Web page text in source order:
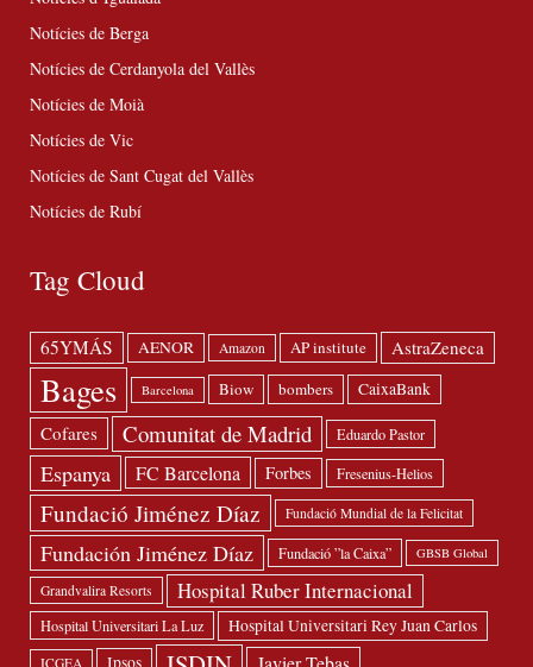
Notícies de Berga
Notícies de Cerdanyola del Vallès
Notícies de Moià
Notícies de Vic
Notícies de Sant Cugat del Vallès
Notícies de Rubí
Tag Cloud
65YMÁS AENOR Amazon AP institute AstraZeneca
Bages Barcelona Biow bombers CaixaBank
Cofares Comunitat de Madrid Eduardo Pastor
Espanya FC Barcelona Forbes Fresenius-Helios
Fundació Jiménez Díaz Fundació Mundial de la Felicitat
Fundación Jiménez Díaz Fundació ”la Caixa” GBSB Global
Grandvalira Resorts Hospital Ruber Internacional
Hospital Universitari La Luz Hospital Universitari Rey Juan Carlos
ICGEA Ipsos